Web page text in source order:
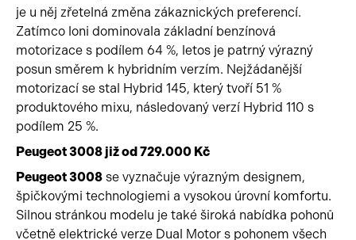
je u něj zřetelná změna zákaznických preferencí.
Zatímco loni dominovala základní benzínová
motorizace s podílem 64 %, letos je patrný výrazný
posun směrem k hybridním verzím. Nejžádanější
motorizací se stal Hybrid 145, který tvoří 51 %
produktového mixu, následovaný verzí Hybrid 110 s
podílem 25 %.
Peugeot 3008 již od 729.000 Kč
Peugeot 3008 se vyznačuje výrazným designem,
špičkovými technologiemi a vysokou úrovní komfortu.
Silnou stránkou modelu je také široká nabídka pohonů
včetně elektrické verze Dual Motor s pohonem všech